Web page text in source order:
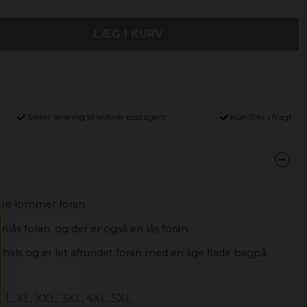
Sikker levering til enhver postagent Kun 59kr i fragt
lommer foran.
foran, og der er også en lås foran.
hals og er let afrundet foran med en lige flade bagpå.
XL, XXL, 3XL, 4XL, 5XL